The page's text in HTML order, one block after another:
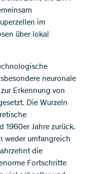
im
über lokal
neuronale
Erkennung von
Die Wurzeln
1960er Jahre zurück.
weder umfangreich
die
Fortschritte